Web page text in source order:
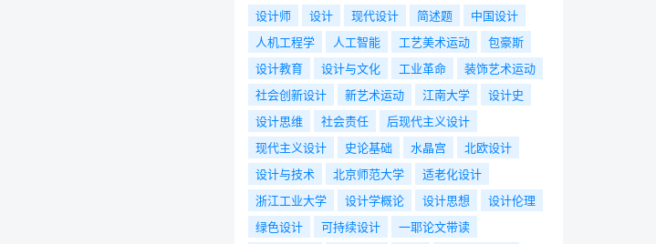
设计师
设计 现代设计 简述题
中国设计
人机工程学
人工智能 工艺美术运动
包豪斯
设计教育
设计与文化 工业革命
装饰艺术运动
社会创新设计
新艺术运动 江南大学
设计史
设计思维
社会责任
后现代主义设计
现代主义设计
史论基础 水晶宫
北欧设计
设计与技术
北京师范大学
适老化设计
浙江工业大学
设计学概论 设计思想
设计伦理
绿色设计
可持续设计
一耶论文带读